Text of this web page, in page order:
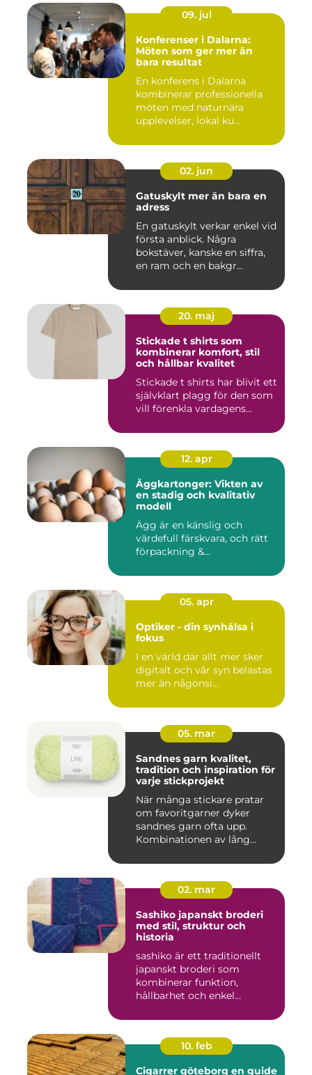
09. jul
Konferenser i Dalarna:
Möten som ger mer än
bara resultat
En konferens i Dalarna
kombinerar professionella
möten med naturnära
upplevelser, lokal ku...
02. jun
Gatuskylt mer än bara en
adress
En gatuskylt verkar enkel vid
första anblick. Några
bokstäver, kanske en siffra,
en ram och en bakgr...
20. maj
Stickade t shirts som
kombinerar komfort, stil
och hållbar kvalitet
Stickade t shirts har blivit ett
självklart plagg för den som
vill förenkla vardagens...
12. apr
Äggkartonger: Vikten av
en stadig och kvalitativ
modell
Ägg är en känslig och
värdefull färskvara, och rätt
förpackning &...
05. apr
Optiker - din synhälsa i
fokus
I en värld där allt mer sker
digitalt och vår syn belastas
mer än någonsi...
05. mar
Sandnes garn kvalitet,
tradition och inspiration för
varje stickprojekt
När många stickare pratar
om favoritgarner dyker
sandnes garn ofta upp.
Kombinationen av lång
02. mar
Sashiko japanskt broderi
med stil, struktur och
historia
sashiko är ett traditionellt
japanskt broderi som
kombinerar funktion,
hållbarhet och enkel
10. feb
Cigarrer göteborg en guide